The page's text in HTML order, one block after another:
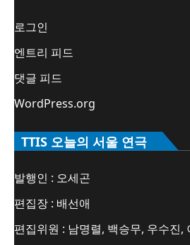
로그인
엔트리 피드
댓글 피드
WordPress.org
TTIS 오늘의 서울 연극
발행인 : 오세곤
편집장 : 배선애
편집위원 : 남명렬, 백승무, 우수진,